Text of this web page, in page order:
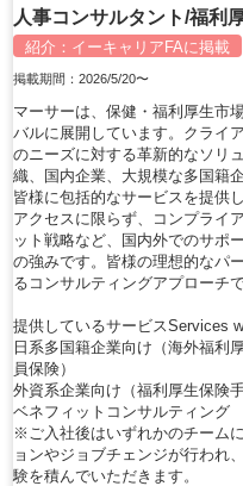
人事コンサルタント/福利
紹介： イーキャリアFAに掲載
掲載期間：2026/5/20〜
マーサーは、保健・福利厚生市
バルに展開しています。クライ
のニーズに対する革新的なソリ
織、国内企業、大規模な多国籍
皆様に包括的なサービスを提供
アクセスに限らず、コンプライ
ット戦略など、国内外でのサポ
の強みです。皆様の理想的なパ
るコンサルティングアプローチ
提供しているサービスServices
日系多国籍企業向け（海外福利
員保険）
外資系企業向け（福利厚生保険
ベネフィットコンサルティング
※ご入社後はいずれかのチーム
ョンやジョブチェンジが行われ
験を積んでいただきます。